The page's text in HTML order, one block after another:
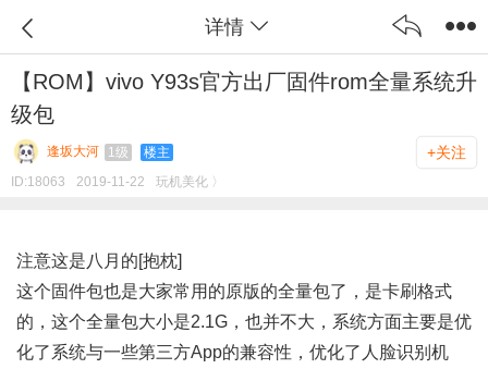
详情
【ROM】vivo Y93s官方出厂固件rom全量系统升
级包
+关注
逢坂大河 1级
楼主
ID:18063 2019-11-22 玩机美化 〉
注意这是八月的[抱枕]
这个固件包也是大家常用的原版的全量包了，是卡刷格式
的，这个全量包大小是2.1G，也并不大，系统方面主要是优
化了系统与一些第三方App的兼容性，优化了人脸识别机